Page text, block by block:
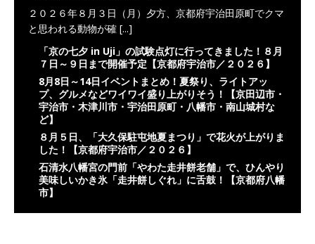
２０２６年８月３日（月）夕方、京都府宇治田原町でクマ
と思われる動物が確 [...]
「京の七夕 in Uji」の試験点灯に行ってきました！８月
７日～９日まで開催予定【京都府宇治市／２０２６】
8月8日～14日イベントまとめ！夏祭り、ライトアッ
プ、グルメなどワイワイ盛り上がりそう！【京田辺市・
宇治市・木津川市・宇治田原町・八幡市・南山城村な
ど】
８月５日、「大久保駐屯地夏まつり」で花火が上がりま
した！【京都府宇治市／２０２６】
石清水八幡宮の門前「やわた走井餅老舗」で、ひんやり
美味しいかき氷「走井餅しぐれ」に舌鼓！【京都府八幡
市】